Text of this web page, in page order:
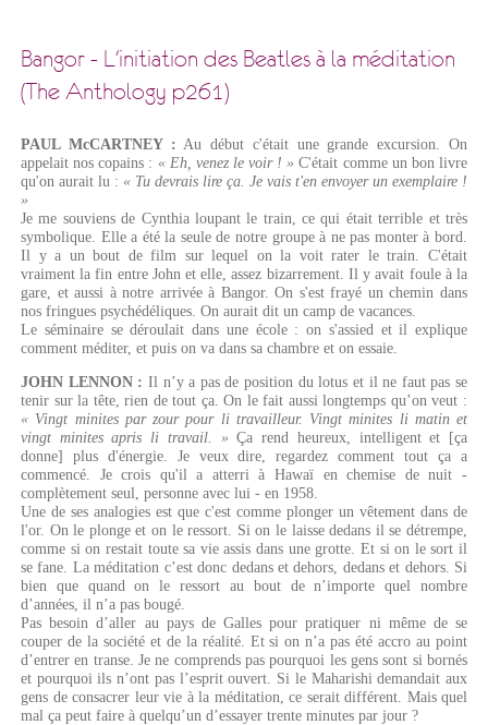
Bangor - L'initiation des Beatles à la méditation
(The Anthology p261)
PAUL McCARTNEY : Au début c'était une grande excursion. On
appelait nos copains : « Eh, venez le voir ! »C'était comme un bon livre
qu'on aurait lu : « Tu devrais lire ça. Je vais t'en envoyer un exemplaire !
»
Je me souviens de Cynthia loupant le train, ce qui était terrible et très
symbolique. Elle a été la seule de notre groupe à ne pas monter à bord.
Il y a un bout de film sur lequel on la voit rater le train. C'était
vraiment la fin entre John et elle, assez bizarrement. Il y avait foule à la
gare, et aussi à notre arrivée à Bangor. On s'est frayé un chemin dans
nos fringues psychédéliques. On aurait dit un camp de vacances.
Le séminaire se déroulait dans une école : on s'assied et il explique
comment méditer, et puis on va dans sa chambre et on essaie.
JOHN LENNON : Il n’y a pas de position du lotus et il ne faut pas se
tenir sur la tête, rien de tout ça. On le fait aussi longtemps qu’on veut :
« Vingt minites par zour pour li travailleur. Vingt minites li matin et
vingt minites apris li travail. » Ça rend heureux, intelligent et [ça
donne] plus d'énergie. Je veux dire, regardez comment tout ça a
commencé. Je crois qu'il a atterri à Hawaï en chemise de nuit -
complètement seul, personne avec lui - en 1958.
Une de ses analogies est que c'est comme plonger un vêtement dans de
l'or. On le plonge et on le ressort. Si on le laisse dedans il se détrempe,
comme si on restait toute sa vie assis dans une grotte. Et si on le sort il
se fane. La méditation c’est donc dedans et dehors, dedans et dehors. Si
bien que quand on le ressort au bout de n’importe quel nombre
d’années, il n’a pas bougé.
Pas besoin d’aller au pays de Galles pour pratiquer ni même de se
couper de la société et de la réalité. Et si on n’a pas été accro au point
d’entrer en transe. Je ne comprends pas pourquoi les gens sont si bornés
et pourquoi ils n’ont pas l’esprit ouvert. Si le Maharishi demandait aux
gens de consacrer leur vie à la méditation, ce serait différent. Mais quel
mal ça peut faire à quelqu’un d’essayer trente minutes par jour ?